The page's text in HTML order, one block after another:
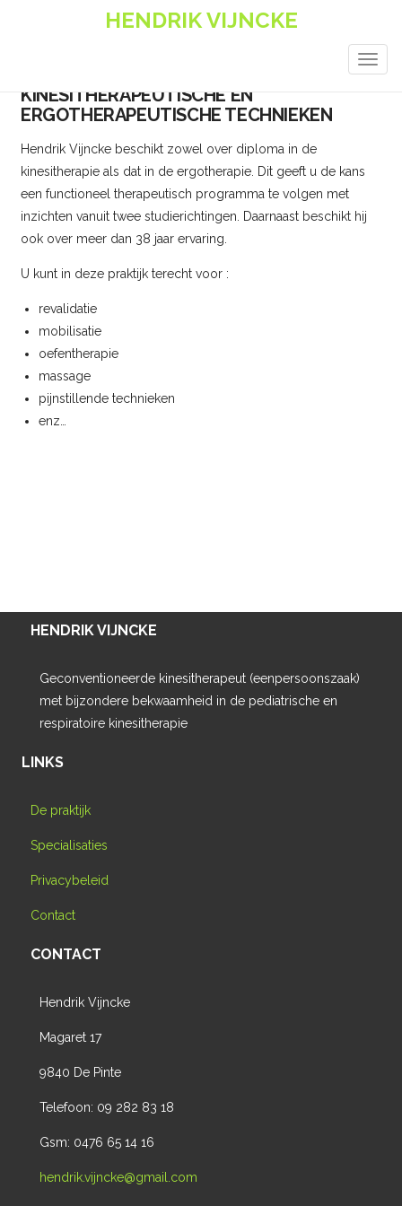
HENDRIK VIJNCKE
KINESITHERAPEUTISCHE EN
ERGOTHERAPEUTISCHE TECHNIEKEN
Hendrik Vijncke beschikt zowel over diploma in de
kinesitherapie als dat in de ergotherapie. Dit geeft u de kans
een functioneel therapeutisch programma te volgen met
inzichten vanuit twee studierichtingen. Daarnaast beschikt hij
ook over meer dan 38 jaar ervaring.
U kunt in deze praktijk terecht voor :
revalidatie
mobilisatie
oefentherapie
massage
pijnstillende technieken
enz…
HENDRIK VIJNCKE
Geconventioneerde kinesitherapeut (eenpersoonszaak)
met bijzondere bekwaamheid in de pediatrische en
respiratoire kinesitherapie
LINKS
De praktijk
Specialisaties
Privacybeleid
Contact
CONTACT
Hendrik Vijncke
Magaret 17
9840 De Pinte
Telefoon: 09 282 83 18
Gsm: 0476 65 14 16
hendrik.vijncke@gmail.com